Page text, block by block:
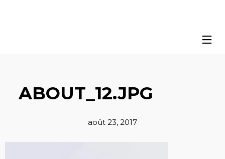
ABOUT_12.JPG
août 23, 2017